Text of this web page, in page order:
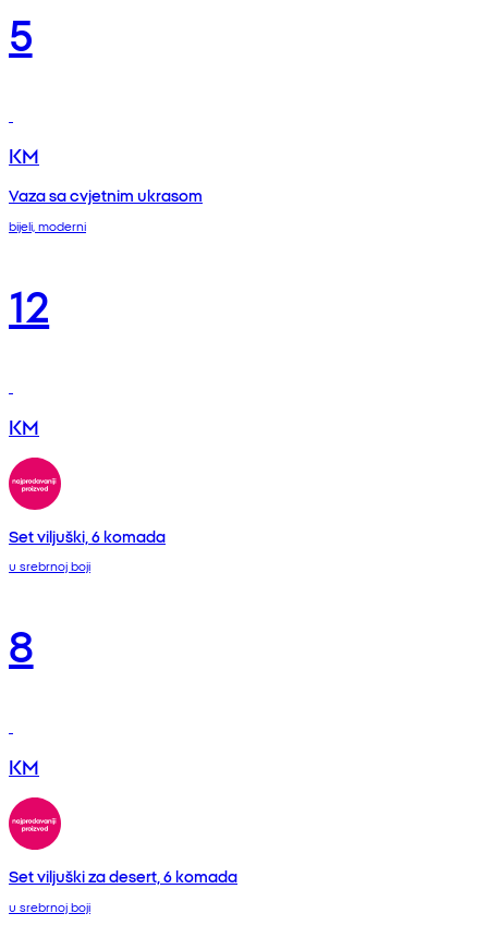
5
KM
Vaza sa cvjetnim ukrasom
bijeli, moderni
12
KM
Set viljuški, 6 komada
u srebrnoj boji
8
KM
Set viljuški za desert, 6 komada
u srebrnoj boji